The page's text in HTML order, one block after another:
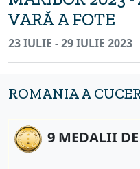
VARĂ A FOTE
23 IULIE - 29 IULIE 2023
ROMANIA A
9 MEDALII